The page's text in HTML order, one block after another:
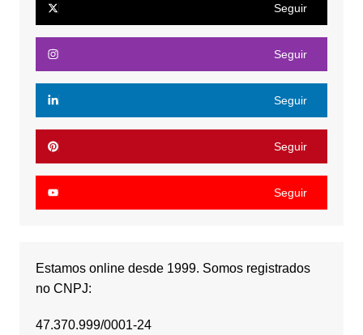
Seguir
Seguir
Seguir
Seguir
Seguir
Estamos online desde 1999. Somos registrados
no CNPJ:
47.370.999/0001-24